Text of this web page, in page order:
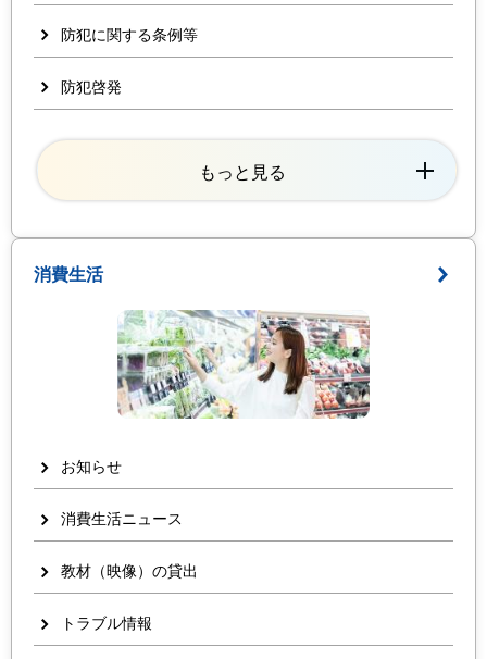
防犯に関する条例等
防犯啓発
もっと見る
消費生活
お知らせ
消費生活ニュース
教材（映像）の貸出
トラブル情報